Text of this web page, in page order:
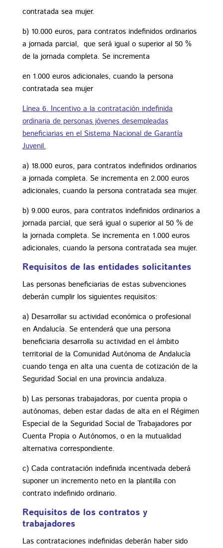
contratada sea mujer.
b) 10.000 euros, para contratos indefinidos ordinarios
a jornada parcial, que será igual o superior al 50 %
de la jornada completa. Se incrementa
en 1.000 euros adicionales, cuando la persona
contratada sea mujer
Línea 6. Incentivo a la contratación indefinida
ordinaria de personas jóvenes desempleadas
beneficiarias en el Sistema Nacional de Garantía
Juvenil.
a) 18.000 euros, para contratos indefinidos ordinarios
a jornada completa. Se incrementa en 2.000 euros
adicionales, cuando la persona contratada sea mujer.
b) 9.000 euros, para contratos indefinidos ordinarios a
jornada parcial, que será igual o superior al 50 % de
la jornada completa. Se incrementa en 1.000 euros
adicionales, cuando la persona contratada sea mujer.
Requisitos de las entidades solicitantes
Las personas beneficiarias de estas subvenciones
deberán cumplir los siguientes requisitos:
a) Desarrollar su actividad económica o profesional
en Andalucía. Se entenderá que una persona
beneficiaria desarrolla su actividad en el ámbito
territorial de la Comunidad Autónoma de Andalucía
cuando tenga en alta una cuenta de cotización de la
Seguridad Social en una provincia andaluza.
b) Las personas trabajadoras, por cuenta propia o
autónomas, deben estar dadas de alta en el Régimen
Especial de la Seguridad Social de Trabajadores por
Cuenta Propia o Autónomos, o en la mutualidad
alternativa correspondiente.
c) Cada contratación indefinida incentivada deberá
suponer un incremento neto en la plantilla con
contrato indefinido ordinario.
Requisitos de los contratos y
trabajadores
Las contrataciones indefinidas deberán haber sido